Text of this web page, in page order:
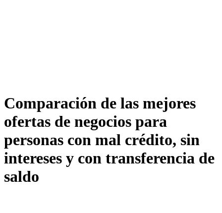
Comparación de las mejores
ofertas de negocios para
personas con mal crédito, sin
intereses y con transferencia de
saldo